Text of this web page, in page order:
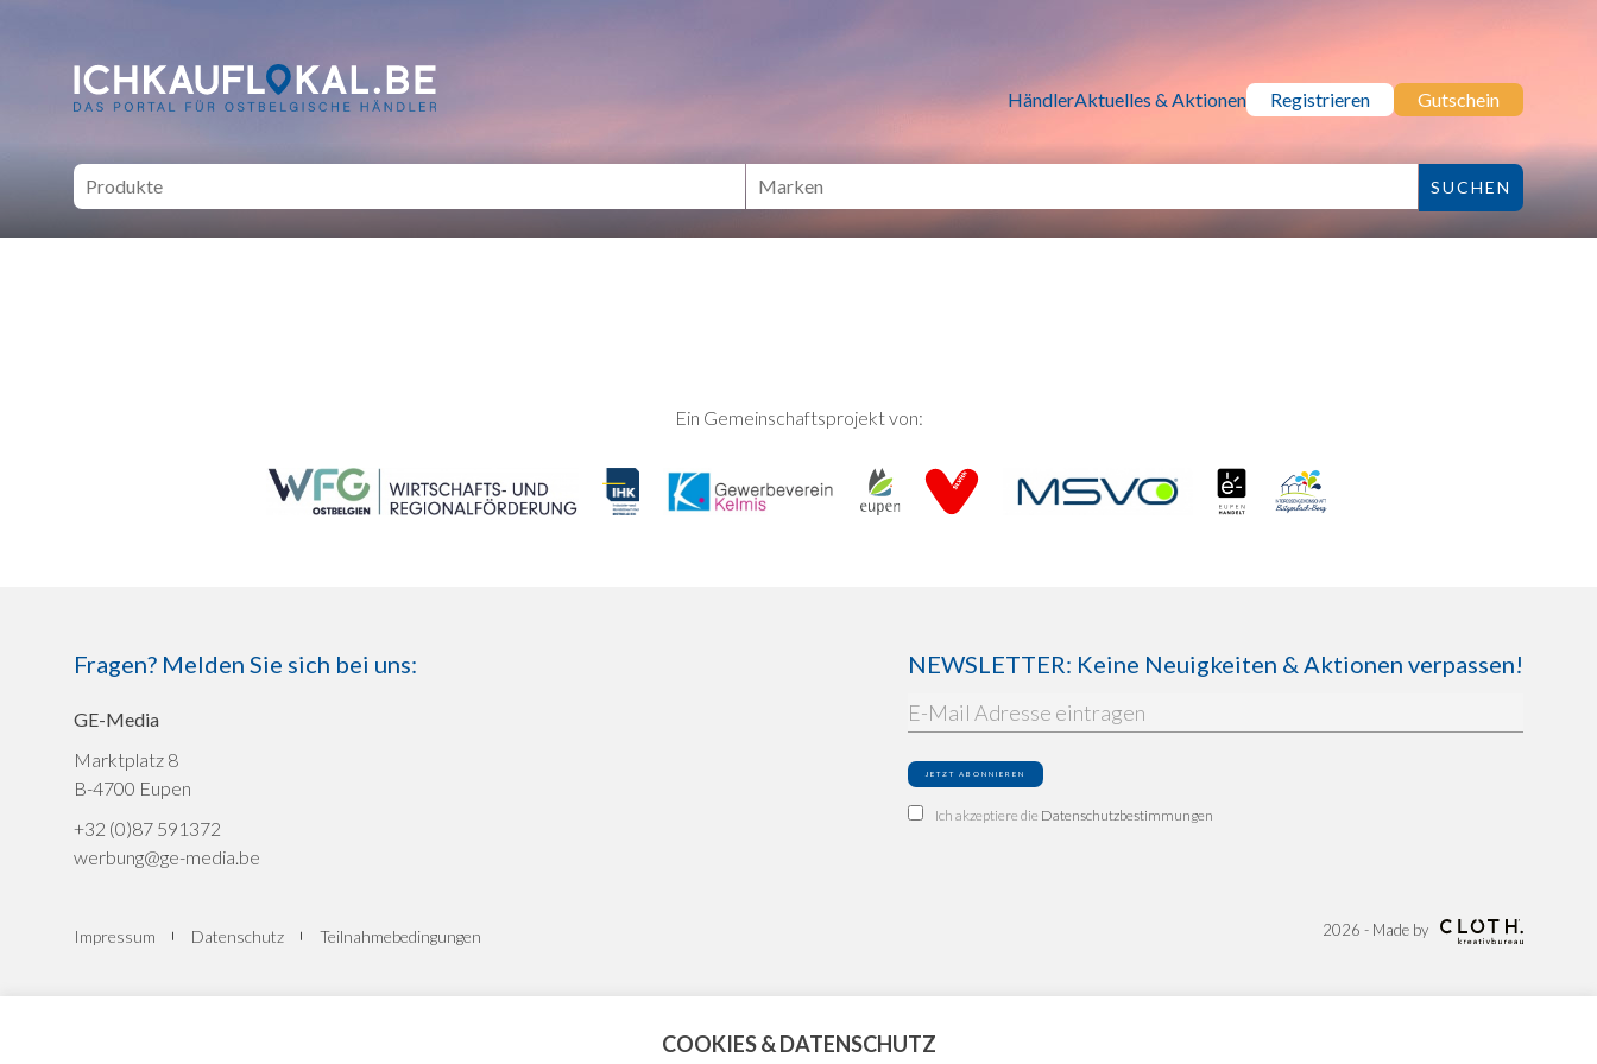
ich kauf lokal - Bei lokalen Händlern online Shoppen HändlerAktuelles & Aktionen Registrieren Gutschein
Ein Gemeinschaftsprojekt von:
Fragen? Melden Sie sich bei uns:
GE-Media
Marktplatz 8
B-4700 Eupen
+32 (0)87 591372
werbung@ge-media.be
NEWSLETTER: Keine Neuigkeiten & Aktionen verpassen!
Ich akzeptiere die Datenschutzbestimmungen
Impressum Datenschutz Teilnahmebedingungen 2026 - Made by
COOKIES & DATENSCHUTZ